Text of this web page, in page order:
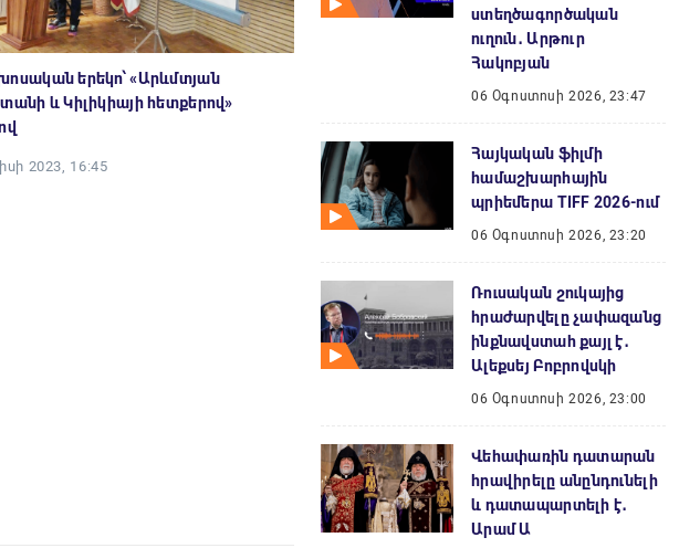
երեկո՝ «Արևմտյան
և Կիլիկիայի հետքերով»
2023, 16:45
ստեղծագործական
ուղուն․ Արթուր
Հակոբյան
06 Օգոստոսի 2026, 23:47
Հայկական ֆիլմի
համաշխարհային
պրիեմերա TIFF 2026-ում
06 Օգոստոսի 2026, 23:20
Ռուսական շուկայից
հրաժարվելը չափազանց
ինքնավստահ քայլ է․
Ալեքսեյ Բոբրովսկի
06 Օգոստոսի 2026, 23:00
Վեհափառին դատարան
հրավիրելը անընդունելի
և դատապարտելի է․
Արամ Ա